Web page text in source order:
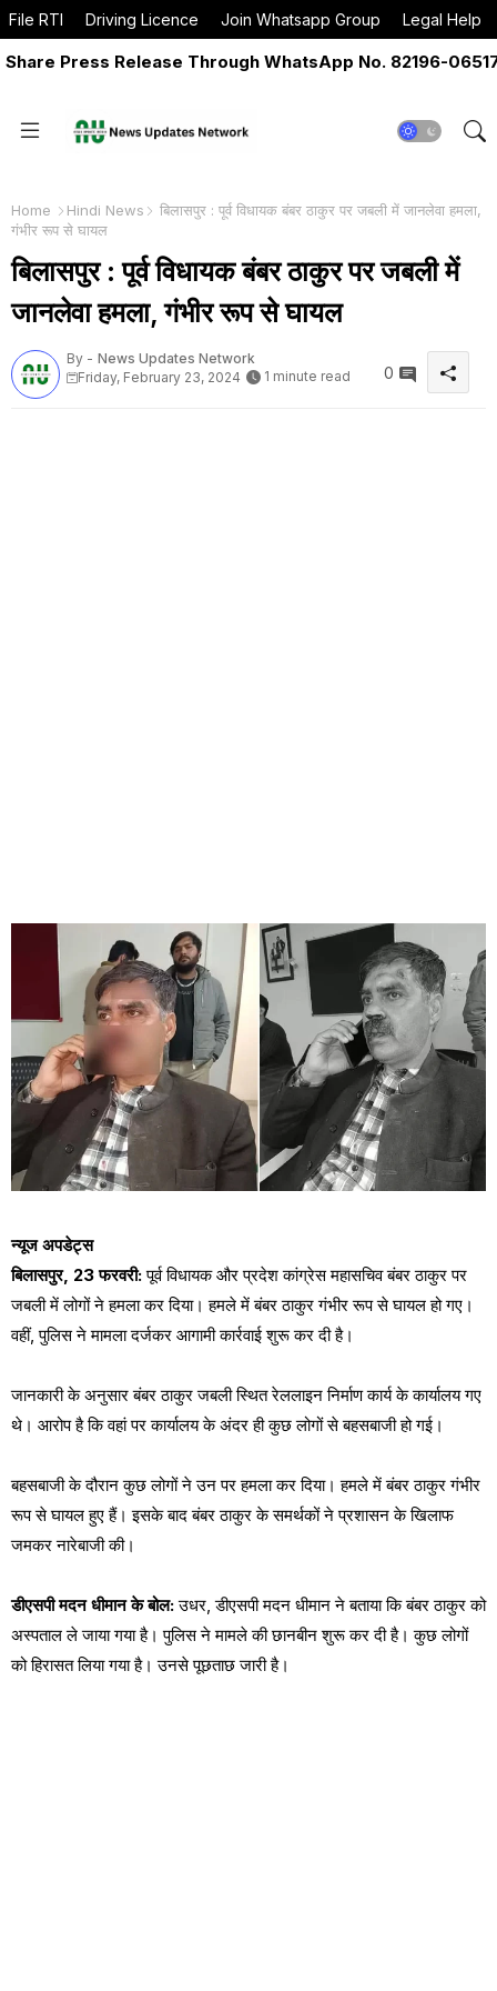
File RTI Driving Licence Join Whatsapp Group Legal Help
Press Release Through WhatsApp No. 82196-06517
Home Hindi News
बिलासपुर : पूर्व विधायक बंबर ठाकुर पर जबली में जानलेवा हमला,
गंभीर रूप से घायल
बिलासपुर : पूर्व विधायक बंबर ठाकुर पर जबली में
जानलेवा हमला, गंभीर रूप से घायल
By - News Updates Network
Friday, February 23, 2024
1 minute read 0
न्यूज अपडेट्स
बिलासपुर, 23 फरवरी:पूर्व विधायक और प्रदेश कांग्रेस महासचिव बंबर ठाकुर पर
जबली में लोगों ने हमला कर दिया। हमले में बंबर ठाकुर गंभीर रूप से घायल हो गए।
वहीं, पुलिस ने मामला दर्जकर आगामी कार्रवाई शुरू कर दी है।
जानकारी के अनुसार बंबर ठाकुर जबली स्थित रेललाइन निर्माण कार्य के कार्यालय गए
थे। आरोप है कि वहां पर कार्यालय के अंदर ही कुछ लोगों से बहसबाजी हो गई।
बहसबाजी के दौरान कुछ लोगों ने उन पर हमला कर दिया। हमले में बंबर ठाकुर गंभीर
रूप से घायल हुए हैं। इसके बाद बंबर ठाकुर के समर्थकों ने प्रशासन के खिलाफ
जमकर नारेबाजी की।
डीएसपी मदन धीमान के बोल:उधर, डीएसपी मदन धीमान ने बताया कि बंबर ठाकुर को
अस्पताल ले जाया गया है। पुलिस ने मामले की छानबीन शुरू कर दी है। कुछ लोगों
को हिरासत लिया गया है। उनसे पूछताछ जारी है।